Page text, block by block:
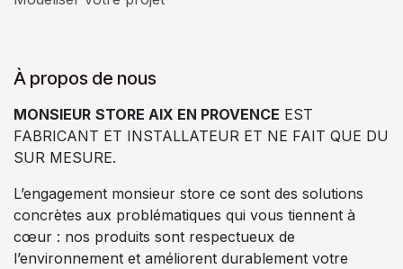
À propos de nous
MONSIEUR STORE AIX EN PROVENCE EST
FABRICANT ET INSTALLATEUR ET NE FAIT QUE DU
SUR MESURE.
L’engagement monsieur store ce sont des solutions
concrètes aux problématiques qui vous tiennent à
cœur : nos produits sont respectueux de
l’environnement et améliorent durablement votre